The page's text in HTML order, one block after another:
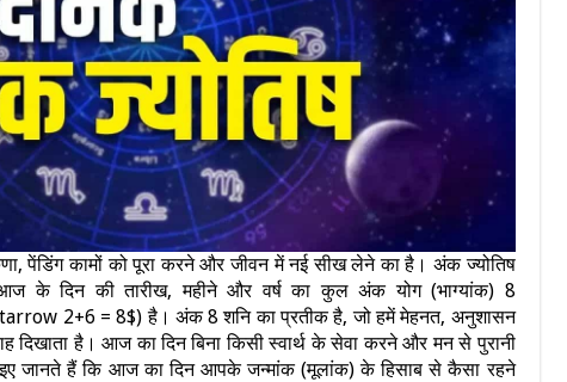
पेंडिंग कामों को पूरा करने और जीवन में नई सीख लेने का है। अंक ज्योतिष
के दिन की तारीख, महीने और वर्ष का कुल अंक योग (भाग्यांक) 8
2+6 = 8$) है। अंक 8 शनि का प्रतीक है, जो हमें मेहनत, अनुशासन
है। आज का दिन बिना किसी स्वार्थ के सेवा करने और मन से पुरानी
जानते हैं कि आज का दिन आपके जन्मांक (मूलांक) के हिसाब से कैसा रहने